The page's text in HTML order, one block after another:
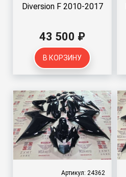
Diversion F 2010-2017
43 500 ₽
В КОРЗИНУ
Артикул: 24362